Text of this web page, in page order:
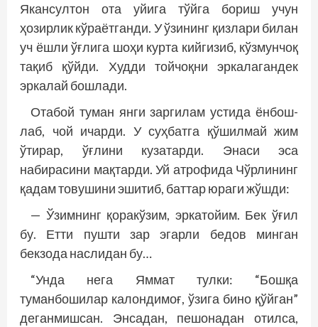
Якансултон ота уйига тўйга бориш учун
ҳозирлик кўраётганди. У ўзининг қизлари билан
уч ёшли ўғлига шоҳи курта кийгизиб, кўзмунчоқ
тақиб қўйди. Худди тойчоқни эркалагандек
эркалай бош­лади.
Отабой туман янги заргилам устида ёнбош­
лаб, чой ичарди. У суҳбатга қўшилмай жим
ўтирар, ўғлини кузатарди. Энаси эса
набирасини мақтарди. Уй атрофида Чўрлининг
қадам товушини эшитиб, баттар юраги жўшди:
— Ўзимнинг қоракўзим, эркатойим. Бек ўғил
бу. Етти пушти зар эгарли бедов минган
бекзода наслидан бу…
“Унда нега Яммат тулки: “Бошқа
туманбошилар калондимоғ, ўзига бино қўйган”
деганмишсан. Энсадан, пешонадан отилса,